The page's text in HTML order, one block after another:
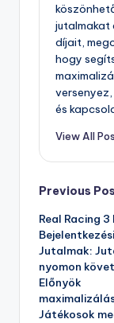
jutalmakat
díjait,
hogy
és
View All
Post
Previous
Real Racing 3
Bejelentkezési
Jutalmak:
nyomon
Előnyök
Játékosok